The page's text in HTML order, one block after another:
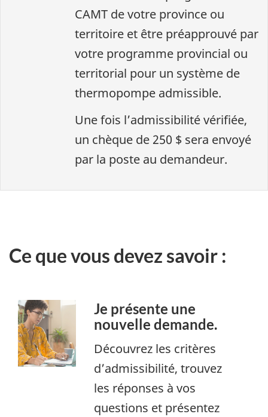
CAMT de votre province ou
territoire et être préapprouvé par
votre programme provincial ou
territorial pour un système de
thermopompe admissible.
Une fois l’admissibilité vérifiée,
un chèque de 250 $ sera envoyé
par la poste au demandeur.
Ce que vous devez savoir :
Je présente une
nouvelle demande.
Découvrez les critères
d’admissibilité, trouvez
les réponses à vos
questions et présentez